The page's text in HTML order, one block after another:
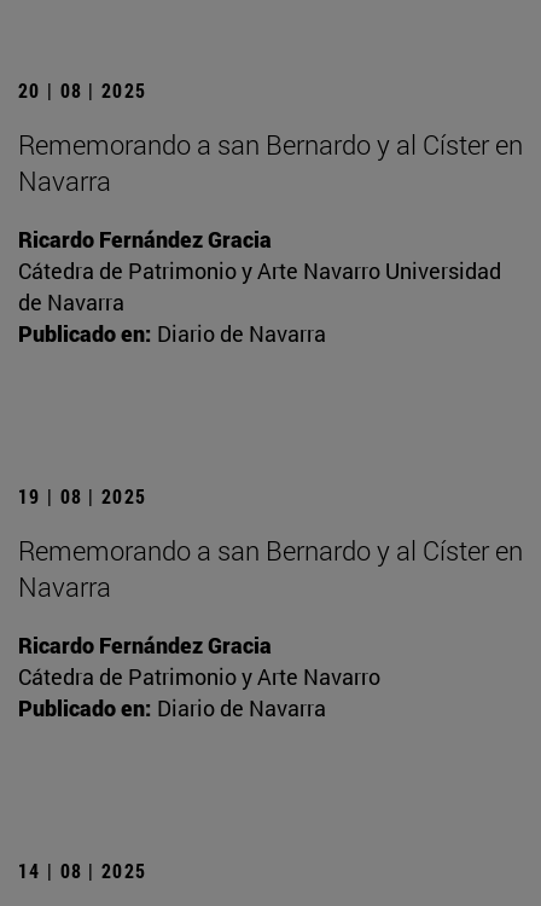
20 | 08 | 2025
Rememorando a san Bernardo y al Císter en
Navarra
Ricardo Fernández Gracia
Cátedra de Patrimonio y Arte Navarro Universidad
de Navarra
Publicado en: Diario de Navarra
19 | 08 | 2025
Rememorando a san Bernardo y al Císter en
Navarra
Ricardo Fernández Gracia
Cátedra de Patrimonio y Arte Navarro
Publicado en: Diario de Navarra
14 | 08 | 2025